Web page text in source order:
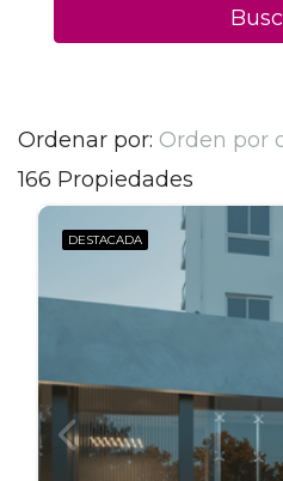
166 Propiedades
Ordenar por: Orden por
DESTACADA